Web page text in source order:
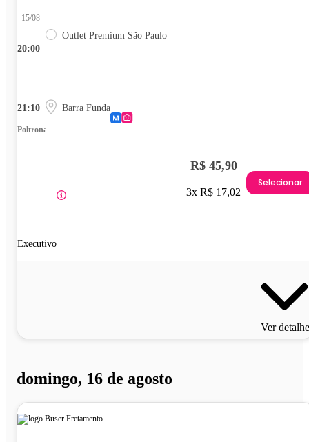
20:00
15/08
Outlet Premium São Paulo
21:10 Barra Funda
Poltrona
Executivo
R$ 45,90
3x R$ 17,02
Selecionar
Ver
domingo, 16 de agosto